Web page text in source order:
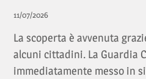
11/07/2026
La scoperta è avvenuta
alcuni cittadini. La Guardia
immediatamente messo in